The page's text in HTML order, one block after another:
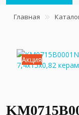
Главная
Акция